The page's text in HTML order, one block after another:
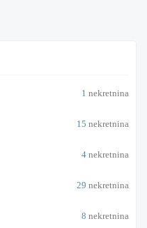
1 nekretnina
15 nekretnina
4 nekretnina
29 nekretnina
8 nekretnina